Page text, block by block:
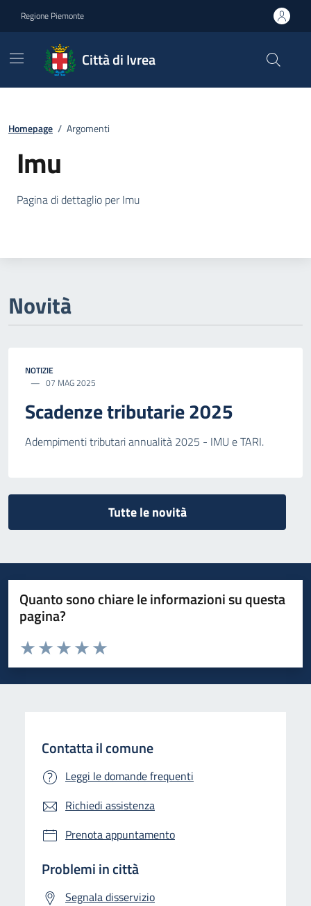
Regione Piemonte
Città di Ivrea
Homepage / Argomenti
Imu
Dettagli su Imu
Pagina di dettaglio per Imu
Novità
NOTIZIE
07 MAG 2025
Scadenze tributarie 2025
Adempimenti tributari annualità 2025 - IMU e TARI.
Tutte le novità
Quanto sono chiare le informazioni su questa
pagina?
Valuta da 1 a 5 stelle la pagina
Valuta 5 stelle su 5
Valuta 4 stelle su 5
Valuta 3 stelle su 5
Valuta 2 stelle su 5
Valuta 1 stelle su 5
Contatta il comune
Leggi le domande frequenti
Richiedi assistenza
Prenota appuntamento
Problemi in città
Segnala disservizio